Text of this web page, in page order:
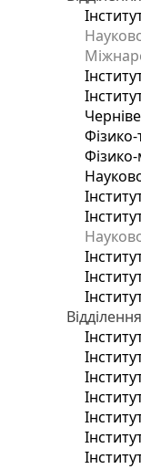
Фізико-